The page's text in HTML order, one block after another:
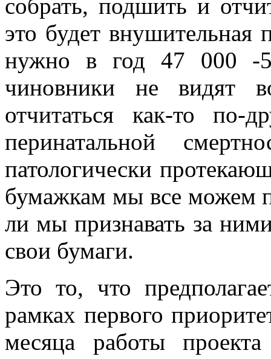
собрать, подшить и
это будет внушительная
нужно в год 47 000 -
чиновники не видят
отчитаться как-то по-
перинатальной
патологически
бумажкам мы все можем
ли мы признавать за
свои бумаги.
Это то, что
рамках первого
месяца работы